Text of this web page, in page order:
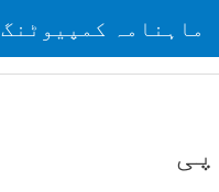
ماہنامہ کمپیوٹنگ